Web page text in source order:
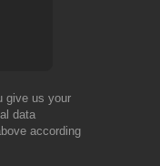
give us your
data
according